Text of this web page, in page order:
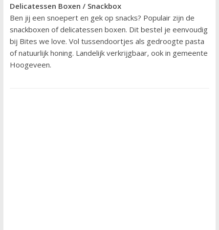
Delicatessen Boxen / Snackbox
Ben jij een snoepert en gek op snacks? Populair zijn de
snackboxen of delicatessen boxen. Dit bestel je eenvoudig
bij Bites we love. Vol tussendoortjes als gedroogte pasta
of natuurlijk honing. Landelijk verkrijgbaar, ook in gemeente
Hoogeveen.